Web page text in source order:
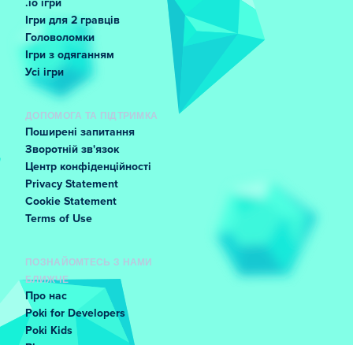
.io ігри
Ігри для 2 гравців
Головоломки
Ігри з одяганням
Усі ігри
ДОПОМОГА ТА ПІДТРИМКА
Поширені запитання
Зворотній зв'язок
Центр конфіденційності
Privacy Statement
Cookie Statement
Terms of Use
ПОЗНАЙОМТЕСЬ З НАМИ
БЛИЖЧЕ
Про нас
Poki for Developers
Poki Kids